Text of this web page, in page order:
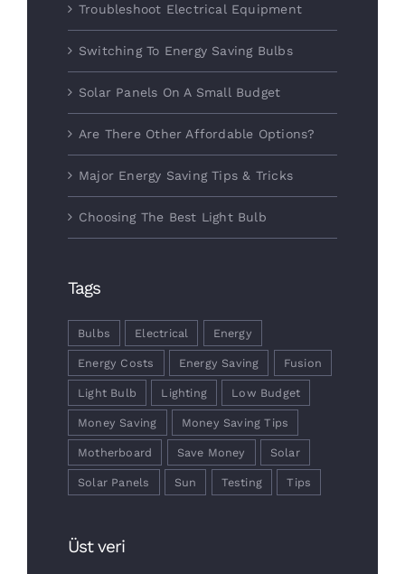
Troubleshoot Electrical Equipment
Switching To Energy Saving Bulbs
Solar Panels On A Small Budget
Are There Other Affordable Options?
Major Energy Saving Tips & Tricks
Choosing The Best Light Bulb
Tags
Bulbs Electrical Energy
Energy Costs Energy Saving Fusion
Light Bulb Lighting Low Budget
Money Saving Money Saving Tips
Motherboard Save Money Solar
Solar Panels Sun Testing Tips
Üst veri